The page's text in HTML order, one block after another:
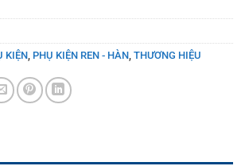
KIỆN PHỤ KIỆN REN - HÀN THƯƠNG HIỆU